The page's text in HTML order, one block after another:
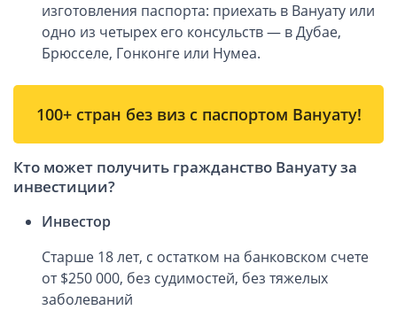
Вопросы и ответы
Контакты, схема проезда
изготовления паспорта: приехать в Вануату или
одно из четырех его консульств — в Дубае,
Брюсселе, Гонконге или Нумеа.
100+ стран без виз с паспортом Вануату!
Кто может получить гражданство Вануату за
инвестиции?
Инвестор
Старше 18 лет, с остатком на банковском счете
от $250 000, без судимостей, без тяжелых
заболеваний